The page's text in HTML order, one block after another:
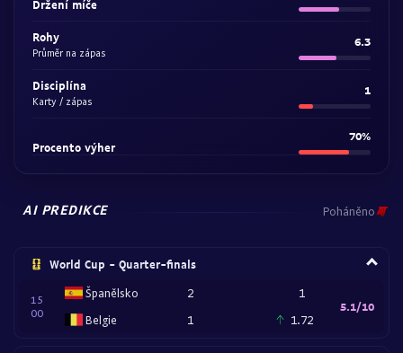
Držení míče
Rohy
Průměr na zápas
6.3
Disciplína
Karty / zápas
1
Procento výher
70%
AI PREDIKCE Poháněno
World Cup - Quarter-finals
15
00
Španělsko
Belgie
2
1
1
1.72
5.1/10